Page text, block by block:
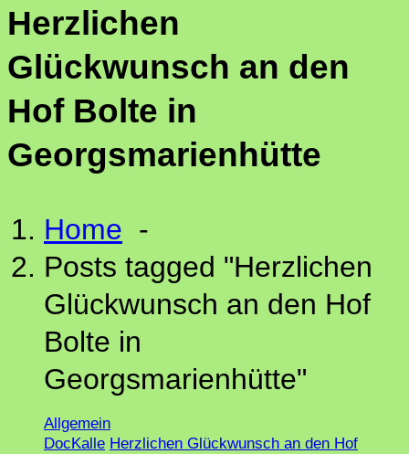
Herzlichen
Glückwunsch an den
Hof Bolte in
Georgsmarienhütte
Home -
Posts tagged "Herzlichen
Glückwunsch an den Hof
Bolte in
Georgsmarienhütte"
Allgemein
DocKalle Herzlichen Glückwunsch an den Hof